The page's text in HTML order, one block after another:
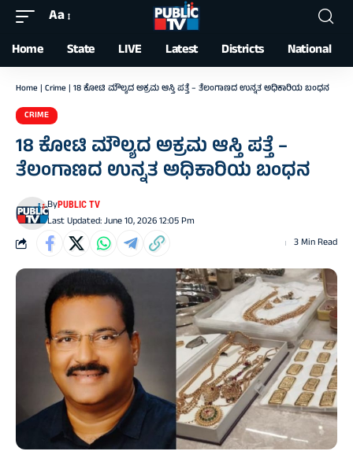
Font
Resizer
Aa
Home State LIVE Latest Districts National
Home | Crime | 18 ಕೋಟಿ ಮೌಲ್ಯದ ಅಕ್ರಮ ಆಸ್ತಿ ಪತ್ತೆ – ತೆಲಂಗಾಣದ ಉನ್ನತ ಅಧಿಕಾರಿಯ ಬಂಧನ
CRIME
18 ಕೋಟಿ ಮೌಲ್ಯದ ಅಕ್ರಮ ಆಸ್ತಿ ಪತ್ತೆ –
ತೆಲಂಗಾಣದ ಉನ್ನತ ಅಧಿಕಾರಿಯ ಬಂಧನ
Last Updated: June 10, 2026 12:05 Pm
ByPUBLIC TV
3 Min Read